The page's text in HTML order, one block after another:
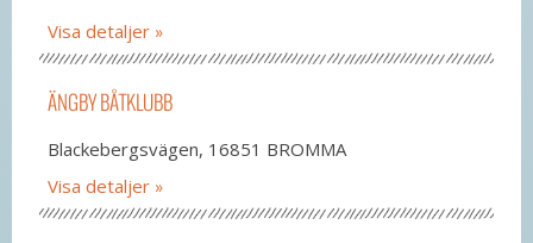
Visa detaljer
ÄNGBY BÅTKLUBB
Blackebergsvägen, 16851 BROMMA
Visa detaljer